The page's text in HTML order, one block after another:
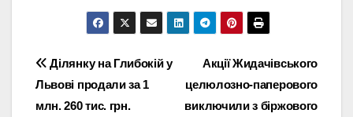
Навігація
записів
Акції Жидачівського
целюлозно-паперового
виключили з біржового
Ділянку на Глибокій у
Львові продали за 1
млн. 260 тис. грн.